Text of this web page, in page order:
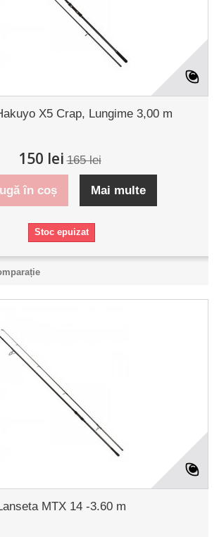
X5 Crap, Lungime 3,00 m
150 lei 165 lei
în coș Mai multe
Stoc epuizat
MTX 14 -3.60 m